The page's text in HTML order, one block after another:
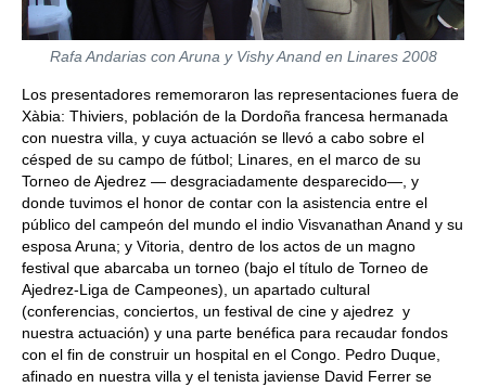
Rafa Andarias con Aruna y Vishy Anand en Linares 2008
Los presentadores rememoraron las representaciones fuera de
Xàbia: Thiviers, población de la Dordoña francesa hermanada
con nuestra villa, y cuya actuación se llevó a cabo sobre el
césped de su campo de fútbol; Linares, en el marco de su
Torneo de Ajedrez — desgraciadamente desparecido—, y
donde tuvimos el honor de contar con la asistencia entre el
público del campeón del mundo el indio Visvanathan Anand y su
esposa Aruna; y Vitoria, dentro de los actos de un magno
festival que abarcaba un torneo (bajo el título de Torneo de
Ajedrez-Liga de Campeones), un apartado cultural
(conferencias, conciertos, un festival de cine y ajedrez y
nuestra actuación) y una parte benéfica para recaudar fondos
con el fin de construir un hospital en el Congo. Pedro Duque,
afinado en nuestra villa y el tenista javiense David Ferrer se